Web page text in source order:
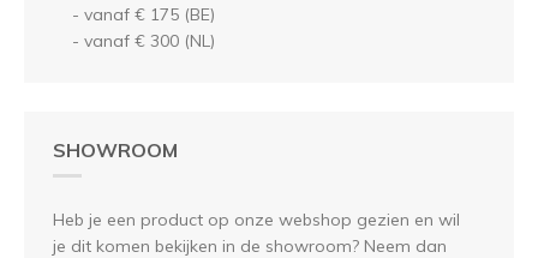
- vanaf € 175 (BE)
- vanaf € 300 (NL)
SHOWROOM
Heb je een product op onze webshop gezien en wil
je dit komen bekijken in de showroom? Neem dan